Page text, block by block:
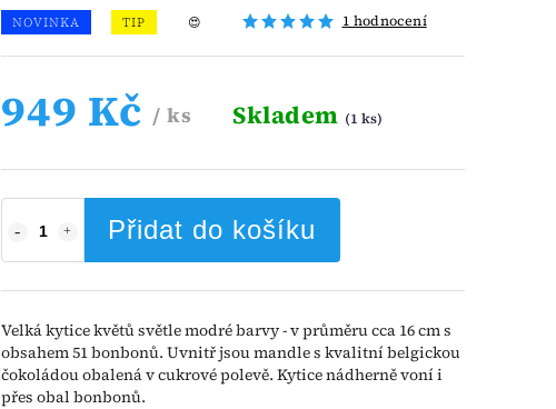
NOVINKA TIP 😍 1 hodnocení
949 Kč / ks Skladem (1 ks)
Přidat do košíku
Velká kytice květů světle modré barvy - v průměru cca 16 cm s
obsahem 51 bonbonů. Uvnitř jsou mandle s kvalitní belgickou
čokoládou obalená v cukrové polevě. Kytice nádherně voní i
přes obal bonbonů.